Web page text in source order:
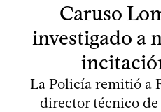
Caruso
investigado a
La Policía remitió a
director técnico